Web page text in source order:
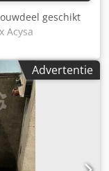
geschikt
Acysa
Advertentie